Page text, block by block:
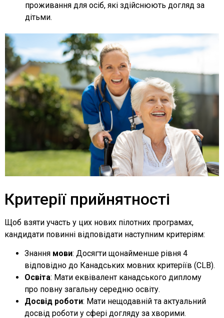
проживання для осіб, які здійснюють догляд за
дітьми.
Критерії прийнятності
Щоб взяти участь у цих нових пілотних програмах,
кандидати повинні відповідати наступним критеріям:
Знання мови: Досягти щонайменше рівня 4
відповідно до Канадських мовних критеріїв (CLB).
Освіта: Мати еквівалент канадського диплому
про повну загальну середню освіту.
Досвід роботи: Мати нещодавній та актуальний
досвід роботи у сфері догляду за хворими.